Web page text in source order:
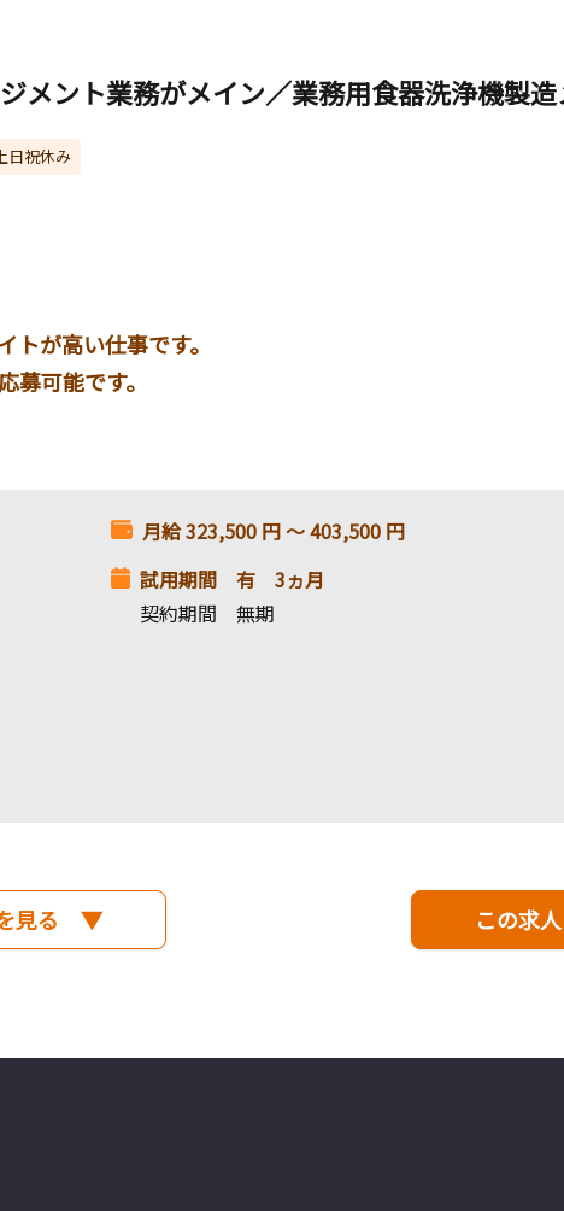
メント業務がメイン／業務用食器洗浄機製
日祝休み
が高い仕事です。
募可能です。
月給323,500 円 〜403,500 円
試用期間 有 3ヵ月
契約期間 無期
見る ▼ この求